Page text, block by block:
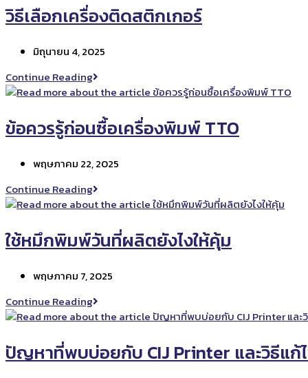
ดูแล
ให้
เลเซอร์
ที่
อายุ
ที่
ยืนนาน
วิธีเลือกเครื่องติดสติกเกอร์
Post
มิถุนายน 4, 2025
Continue Readingวิธี
เลือก
ติด
สติ
เกอร์
ข้อควรรู้ก่อนซื้อเครื่องพิมพ์ TTO
Post
พฤษภาคม 22, 2025
Continue Readingข้อ
ควร
ก่อน
ซื้อ
TTO
ใช้หมึกพิมพ์วันที่ผลิตยังไงให้คุ้ม
Post
พฤษภาคม 7, 2025
Continue Readingใช้
หมึก
วัน
ที่
ปัญหาที่พบบ่อยกับ CIJ Printer และวิธีแก้